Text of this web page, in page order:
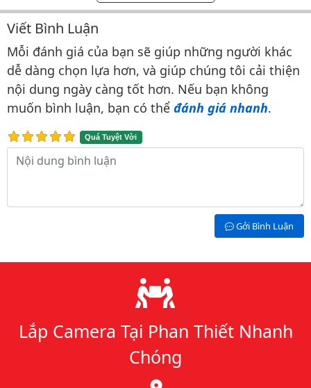
Bình luận & Đánh giá
Viết Bình Luận
Mỗi đánh giá của bạn sẽ giúp những người khác
dễ dàng chọn lựa hơn, và giúp chúng tôi cải thiện
nội dung ngày càng tốt hơn. Nếu bạn không
muốn bình luận, bạn có thể đánh giá nhanh.
Quá Tuyệt Vời
Nội dung bình luận
Gởi Bình Luận
Lý do chọn chúng tôi
Lắp Camera Tại Phan Thiết Nhanh
Chóng